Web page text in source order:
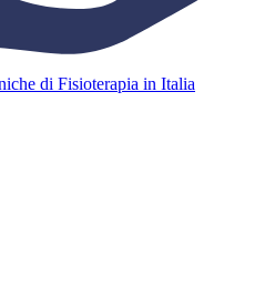
di Fisioterapia in Italia